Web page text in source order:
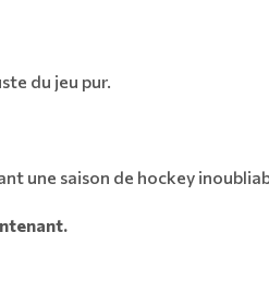
du jeu pur.
une saison de hockey